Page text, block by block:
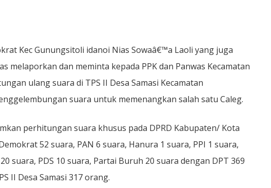
Kec Gunungsitoli idanoi Nias Sowaâ€™a Laoli yang juga
melaporkan dan meminta kepada PPK dan Panwas Kecamatan
ulang suara di TPS II Desa Samasi Kecamatan
suara untuk memenangkan salah satu Caleg.
perhitungan suara khusus pada DPRD Kabupaten/ Kota
52 suara, PAN 6 suara, Hanura 1 suara, PPI 1 suara,
suara, PDS 10 suara, Partai Buruh 20 suara dengan DPT 369
II Desa Samasi 317 orang.